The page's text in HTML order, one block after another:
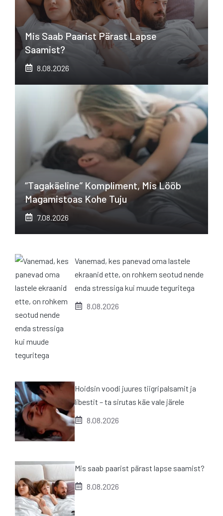
Mis Saab Paarist Pärast Lapse
Saamist?
8.08.2026
“Tagakäeline” Kompliment, Mis Lööb
Magamistoas Kohe Tuju
7.08.2026
Vanemad, kes panevad oma lastele
ekraanid ette, on rohkem seotud nende
enda stressiga kui muude teguritega
8.08.2026
Hoidsin voodi juures tiigripalsamit ja
libestit – ta sirutas käe vale järele
8.08.2026
Mis saab paarist pärast lapse saamist?
8.08.2026